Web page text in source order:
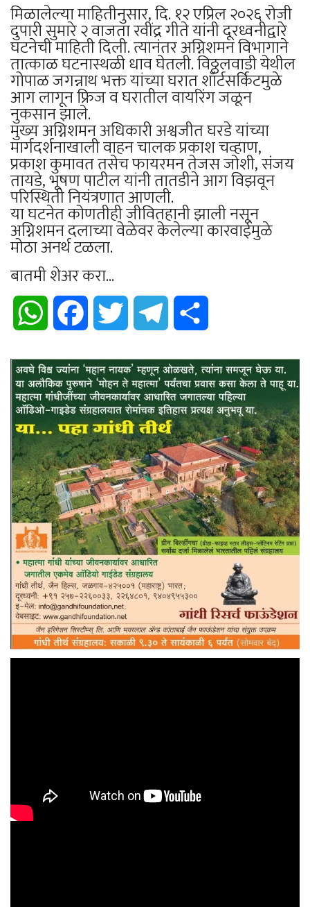
मिळालेल्या माहितीनुसार, दि. १२ एप्रिल २०२६ रोजी
दुपारी सुमारे २ वाजता रवींद्र गीते यांनी दूरध्वनीद्वारे
घटनेची माहिती दिली. त्यानंतर अग्निशमन विभागाने
तात्काळ घटनास्थळी धाव घेतली. विठ्ठलवाडी येथील
गोपाळ जगन्नाथ भक्त यांच्या घरात शॉर्टसर्किटमुळे
आग लागून फ्रिज व घरातील वायरिंग जळून
नुकसान झाले.
मुख्य अग्निशमन अधिकारी अश्वजीत घरडे यांच्या
मार्गदर्शनाखाली वाहन चालक प्रकाश चव्हाण,
प्रकाश कुमावत तसेच फायरमन तेजस जोशी, संजय
तायडे, भूषण पाटील यांनी तातडीने आग विझवून
परिस्थिती नियंत्रणात आणली.
या घटनेत कोणतीही जीवितहानी झाली नसून
अग्निशमन दलाच्या वेळेवर केलेल्या कारवाईमुळे
मोठा अनर्थ टळला.
बातमी शेअर करा...
WhatsApp Facebook Twitter Telegram